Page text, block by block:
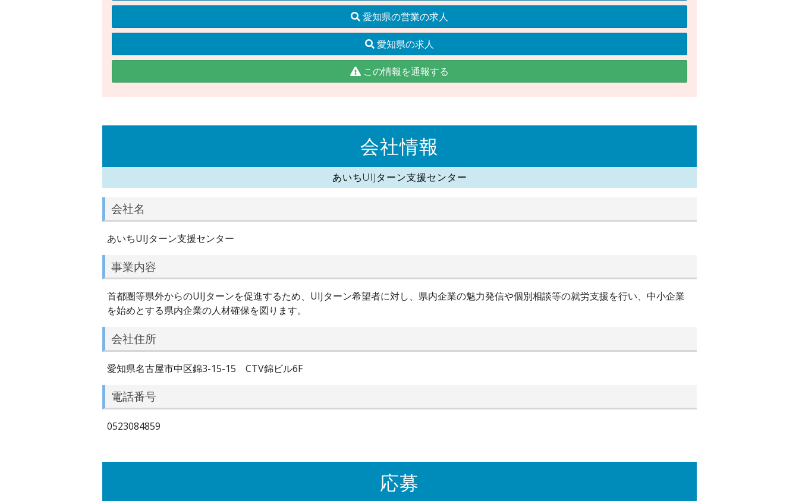
愛知県の営業の求人
愛知県の求人
この情報を通報する
会社情報
あいちUIJターン支援センター
会社名
あいちUIJターン支援センター
事業内容
首都圏等県外からのUIJターンを促進するため、UIJターン希望者に対し、県内企業の魅力発信や個別相談等の就労支援を行い、中小企業
を始めとする県内企業の人材確保を図ります。
会社住所
愛知県名古屋市中区錦3-15-15 CTV錦ビル6F
電話番号
0523084859
応募